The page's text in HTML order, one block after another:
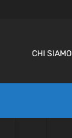
CHI SIAMO